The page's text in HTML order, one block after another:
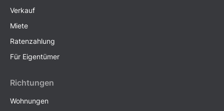
Verkauf
Miete
Ratenzahlung
Für Eigentümer
Richtungen
Wohnungen